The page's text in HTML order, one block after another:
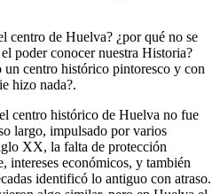
centro de Huelva? ¿por qué no se
poder conocer nuestra Historia?
un centro histórico pintoresco y con
hizo nada?.
centro histórico de Huelva no fue
largo, impulsado por varios
XX, la falta de protección
intereses económicos, y también
identificó lo antiguo con atraso.